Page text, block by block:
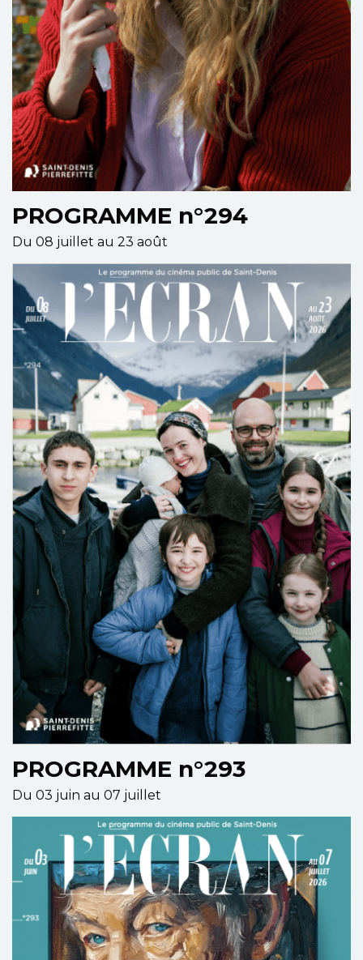
PROGRAMME n°294
Du 08 juillet au 23 août
PROGRAMME n°293
Du 03 juin au 07 juillet